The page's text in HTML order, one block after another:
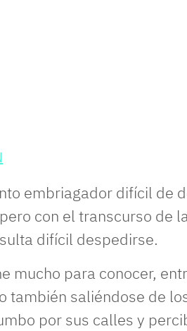
embriagador difícil de
con el transcurso de
difícil despedirse.
mucho para conocer,
también saliéndose de
por sus calles y